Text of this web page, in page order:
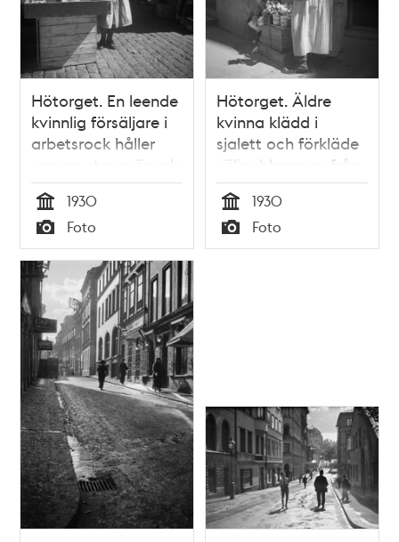
Hötorget. En leende
kvinnlig försäljare i
arbetsrock håller
upp en stor grönsak
eller melon.
Tid
1930
Typ
Foto
Hötorget. Äldre
kvinna klädd i
sjalett och förkläde
säljer blommor från
en korg.
Tid
1930
Typ
Foto